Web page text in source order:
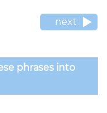
next
phrases into